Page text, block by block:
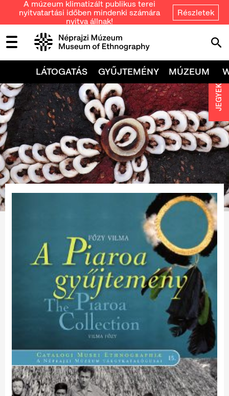
A múzeum klimatizált publikus terei
nyitvatartási időben mindenki számára
nyitva állnak!
Részletek
LÁTOGATÁS GYŰJTEMÉNY MÚZEUM
JEGYEK